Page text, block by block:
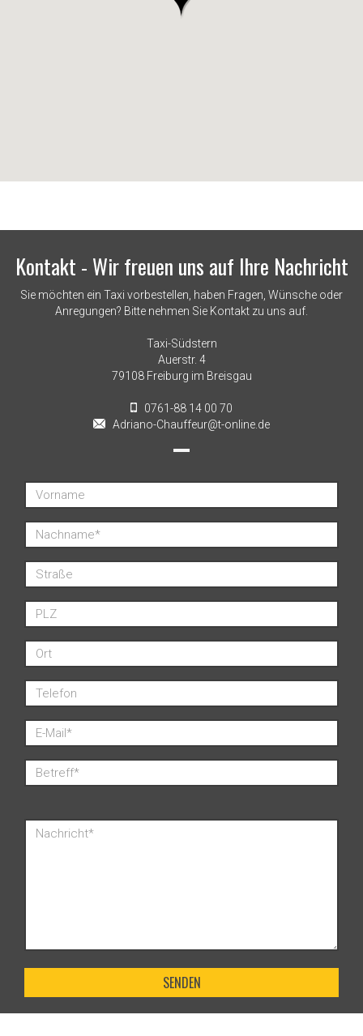
Kontakt - Wir freuen uns auf Ihre Nachricht
Sie möchten ein Taxi vorbestellen, haben Fragen, Wünsche oder
Anregungen? Bitte nehmen Sie Kontakt zu uns auf.
Taxi-Südstern
Auerstr. 4
79108 Freiburg im Breisgau
0761-88 14 00 70
Adriano-Chauffeur@t-online.de
SENDEN